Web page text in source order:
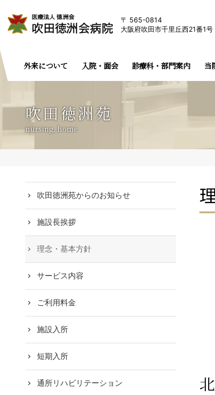
565-0814
大阪府吹田市千里丘西21番1号
外来について 入院・面会 診療科・部門案内 当
吹田徳洲苑
nursing_home
吹田徳洲苑からのお知らせ
施設長挨拶
理念・基本方針
サービス内容
ご利用料金
施設入所
短期入所
通所リハビリテーション